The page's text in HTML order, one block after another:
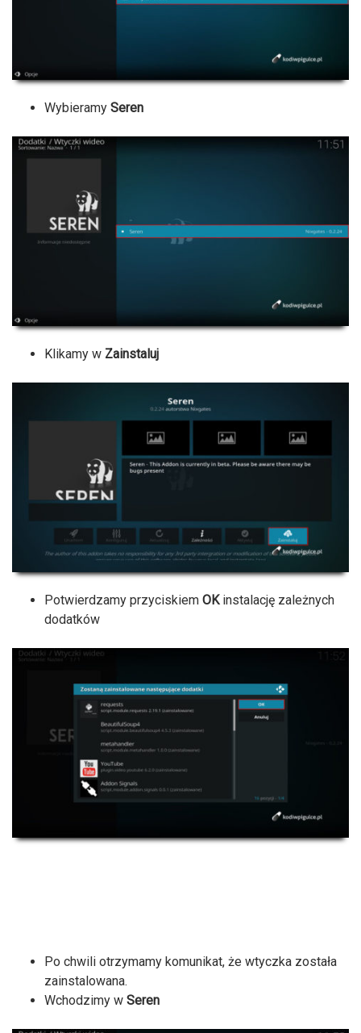
Wybieramy Seren
Klikamy w Zainstaluj
Potwierdzamy przyciskiem OK instalację zależnych
dodatków
Po chwili otrzymamy komunikat, że wtyczka została
zainstalowana.
Wchodzimy w Seren